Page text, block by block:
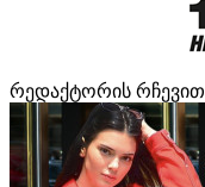
რედაქტორის რჩევით